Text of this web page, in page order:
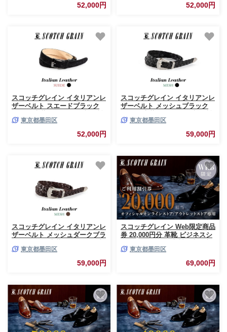
52,000円 52,000円
スコッチグレイン イタリアンレ
ザーベルト スエードブラック
ギフト [№5619-2504]
東京都墨田区
52,000円
スコッチグレイン イタリアンレ
ザーベルト メッシュブラック
ギフト [№5619-2506]
東京都墨田区
59,000円
スコッチグレイン イタリアンレ
ザーベルト メッシュダークブラ
無料 ギフト [№5619-2507]
東京都墨田区
59,000円
スコッチグレイン Web限定商品
券 20,000円分 革靴 ビジネスシ
[№5619-1785]
東京都墨田区
69,000円